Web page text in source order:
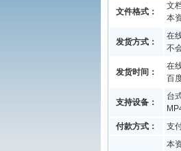
文件格式：
文
本
发货方式：
在
不
发货时间：
在
百
支持设备：
台
付款方式：
支
本